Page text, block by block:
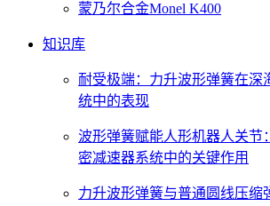
蒙乃尔合金Monel K400
知识库
耐受极端：力升波形弹簧在深
统中的表现
波形弹簧赋能人形机器人关节
密减速器系统中的关键作用
力升波形弹簧与普通圆线压